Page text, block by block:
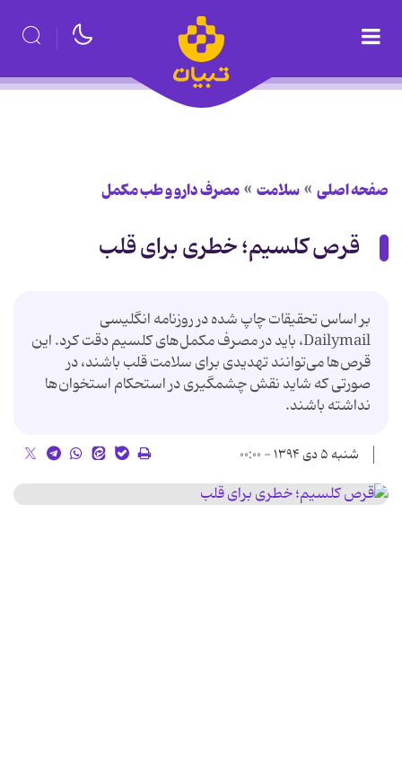
صفحه اصلی سلامت مصرف دارو و طب مکمل
قرص کلسیم؛ خطری برای قلب
بر اساس تحقیقات چاپ شده در روزنامه انگلیسی
Dailymail، باید در مصرف مکمل‌های کلسیم دقت کرد. این
قرص‌ها می‌توانند تهدیدی برای سلامت قلب باشند، در
صورتی که شاید نقش چشمگیری در استحکام استخوان‌ها
نداشته باشند.
شنبه ۵ دی ۱۳۹۴ - ۰۰:۰۰